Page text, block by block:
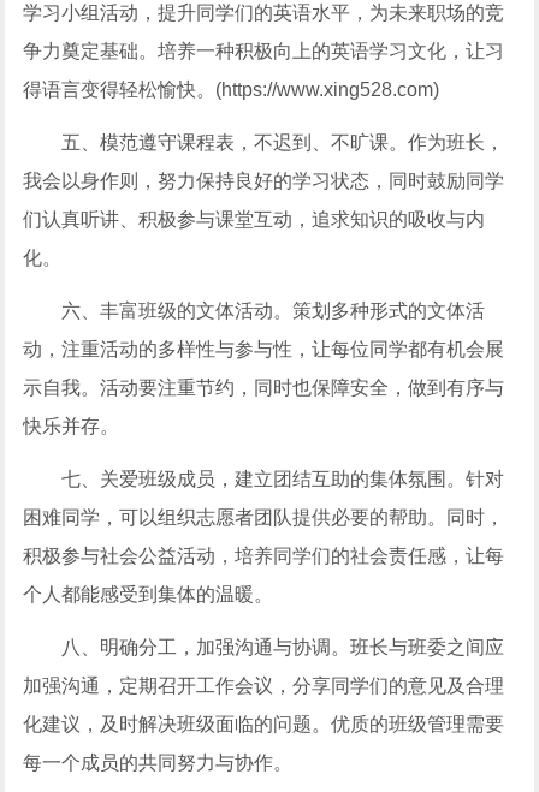
学习小组活动，提升同学们的英语水平，为未来职场的竞
争力奠定基础。培养一种积极向上的英语学习文化，让习
得语言变得轻松愉快。(https://www.xing528.com)
五、模范遵守课程表，不迟到、不旷课。作为班长，
我会以身作则，努力保持良好的学习状态，同时鼓励同学
们认真听讲、积极参与课堂互动，追求知识的吸收与内
化。
六、丰富班级的文体活动。策划多种形式的文体活
动，注重活动的多样性与参与性，让每位同学都有机会展
示自我。活动要注重节约，同时也保障安全，做到有序与
快乐并存。
七、关爱班级成员，建立团结互助的集体氛围。针对
困难同学，可以组织志愿者团队提供必要的帮助。同时，
积极参与社会公益活动，培养同学们的社会责任感，让每
个人都能感受到集体的温暖。
八、明确分工，加强沟通与协调。班长与班委之间应
加强沟通，定期召开工作会议，分享同学们的意见及合理
化建议，及时解决班级面临的问题。优质的班级管理需要
每一个成员的共同努力与协作。